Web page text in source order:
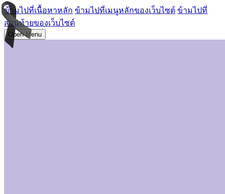
ข้ามไปที่เนื้อหาหลัก ข้ามไปที่เมนูหลักของเว็บไซต์ ข้ามไปที่
ส่วนท้ายของเว็บไซต์
Open Menu